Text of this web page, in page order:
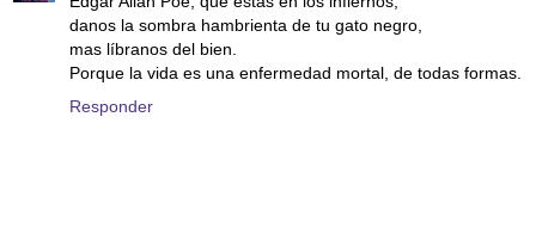
danos la sombra hambrienta de tu gato negro,
mas líbranos del bien.
Porque la vida es una enfermedad mortal, de todas formas.
Responder